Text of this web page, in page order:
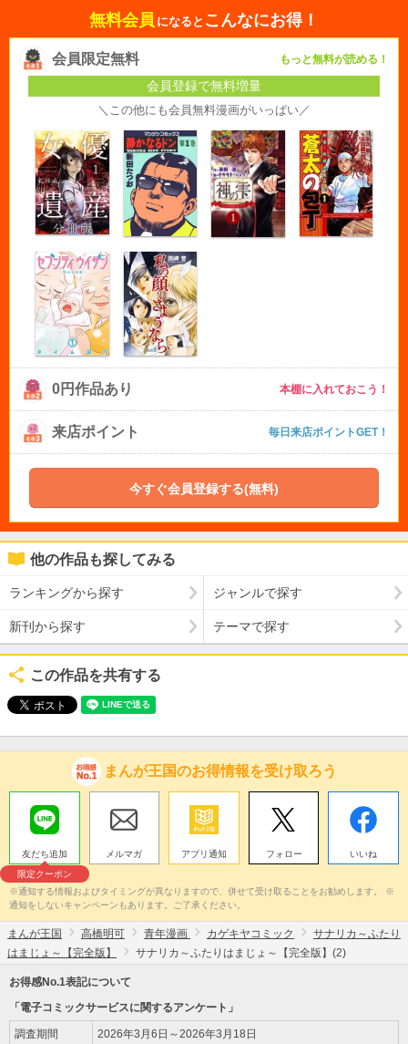
無料会員 になると こんなにお得！
会員限定無料 もっと無料が読める！
会員登録で無料増量
＼この他にも会員無料漫画がいっぱい／
0円作品あり 本棚に入れておこう！
来店ポイント 毎日来店ポイントGET！
今すぐ会員登録する(無料)
他の作品も探してみる
ランキングから探す ジャンルで探す
新刊から探す テーマで探す
この作品を共有する
まんが王国のお得情報を受け取ろう
友だち追加
限定クーポン
メルマガ アプリ通知 フォロー いいね
※通知する情報およびタイミングが異なりますので、併せて受け取ることをお勧めします。 ※
通知をしないキャンペーンもあります。ご了承ください。
まんが王国 高橋明可 青年漫画 カゲキヤコミック
サナリカ～ふたり
はまじょ～【完全版】
サナリカ～ふたりはまじょ～【完全版】(2)
お得感No.1表記について
「電子コミックサービスに関するアンケート」
調査期間 2026年3月6日～2026年3月18日